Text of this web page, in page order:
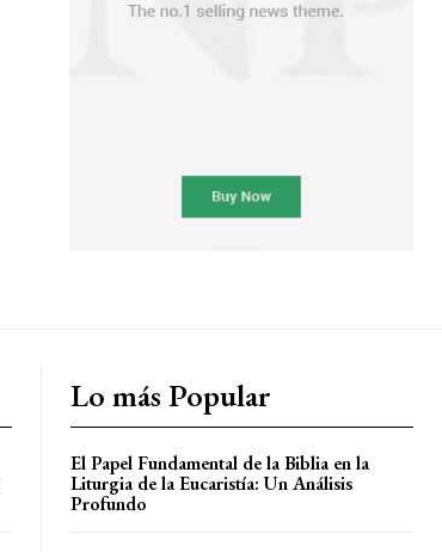
Lo más Popular
El Papel Fundamental de la Biblia en la
Liturgia de la Eucaristía: Un Análisis
Profundo